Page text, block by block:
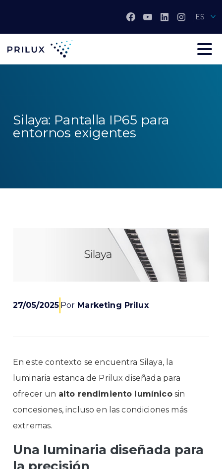
ES
Silaya: Pantalla IP65 para
entornos exigentes
27/05/2025 Por Marketing Prilux
En este contexto se encuentra Silaya, la
luminaria estanca de Prilux diseñada para
ofrecer un alto rendimiento lumínicosin
concesiones, incluso en las condiciones más
extremas.
Una luminaria diseñada para